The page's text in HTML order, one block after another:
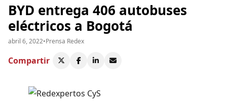
BYD entrega 406 autobuses
eléctricos a Bogotá
abril 6, 2022•Prensa Redex
Compartir